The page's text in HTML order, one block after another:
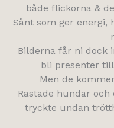
både flickorna &
Sånt som ger energi,
Bilderna får ni dock
bli presenter
Men de
Rastade hundar
tryckte undan